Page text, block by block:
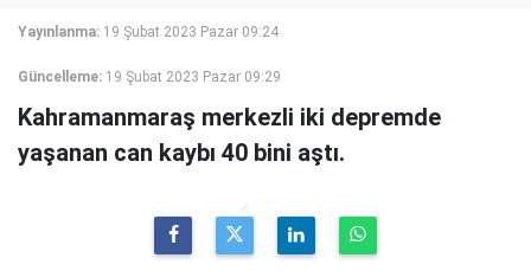
Yayınlanma: 19 Şubat 2023 Pazar 09:24
Güncelleme: 19 Şubat 2023 Pazar 09:29
Kahramanmaraş merkezli iki depremde
yaşanan can kaybı 40 bini aştı.